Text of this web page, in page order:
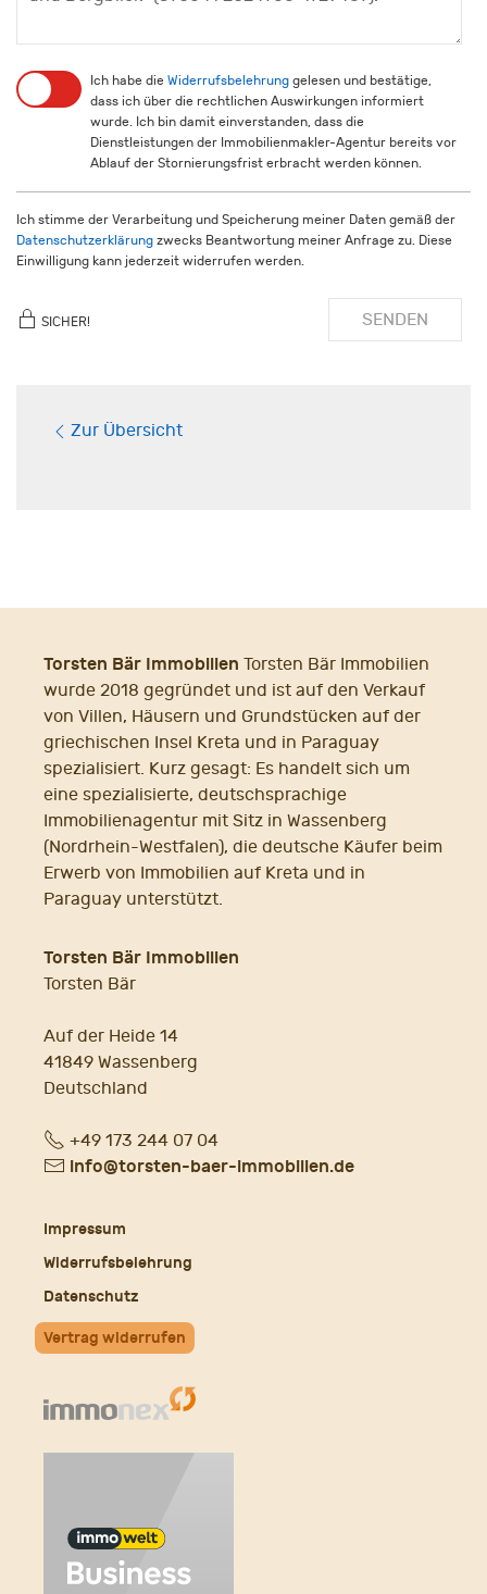
Ich habe die Widerrufsbelehrung gelesen und bestätige,
dass ich über die rechtlichen Auswirkungen informiert
wurde. Ich bin damit einverstanden, dass die
Dienstleistungen der Immobilienmakler-Agentur bereits vor
Ablauf der Stornierungsfrist erbracht werden können.
Ich stimme der Verarbeitung und Speicherung meiner Daten gemäß der
Datenschutzerklärung zwecks Beantwortung meiner Anfrage zu. Diese
Einwilligung kann jederzeit widerrufen werden.
SICHER! SENDEN
Zur Übersicht
Torsten Bär Immobilien Torsten Bär Immobilien
wurde 2018 gegründet und ist auf den Verkauf
von Villen, Häusern und Grundstücken auf der
griechischen Insel Kreta und in Paraguay
spezialisiert. Kurz gesagt: Es handelt sich um
eine spezialisierte, deutschsprachige
Immobilienagentur mit Sitz in Wassenberg
(Nordrhein-Westfalen), die deutsche Käufer beim
Erwerb von Immobilien auf Kreta und in
Paraguay unterstützt.
Torsten Bär Immobilien
Torsten Bär
Auf der Heide 14
41849 Wassenberg
Deutschland
Fon+49 173 244 07 04
E- info@torsten-baer-immobilien.de
Impressum
Widerrufsbelehrung
Datenschutz
Vertrag widerrufen